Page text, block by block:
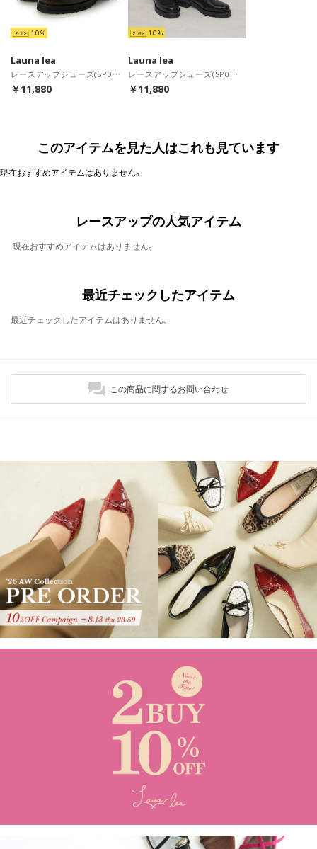
10
Launa lea
レースアップシューズ(SP036) （Dブラウン）
￥11,880
10
Launa lea
レースアップシューズ(SP036) （ブラック）
￥11,880
このアイテムを見た人はこれも見ています
現在おすすめアイテムはありません。
レースアップの人気アイテム
現在おすすめアイテムはありません。
最近チェックしたアイテム
最近チェックしたアイテムはありません。
この商品に関するお問い合わせ